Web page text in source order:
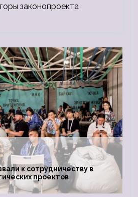
законопроекта
к сотрудничеству в
проектов